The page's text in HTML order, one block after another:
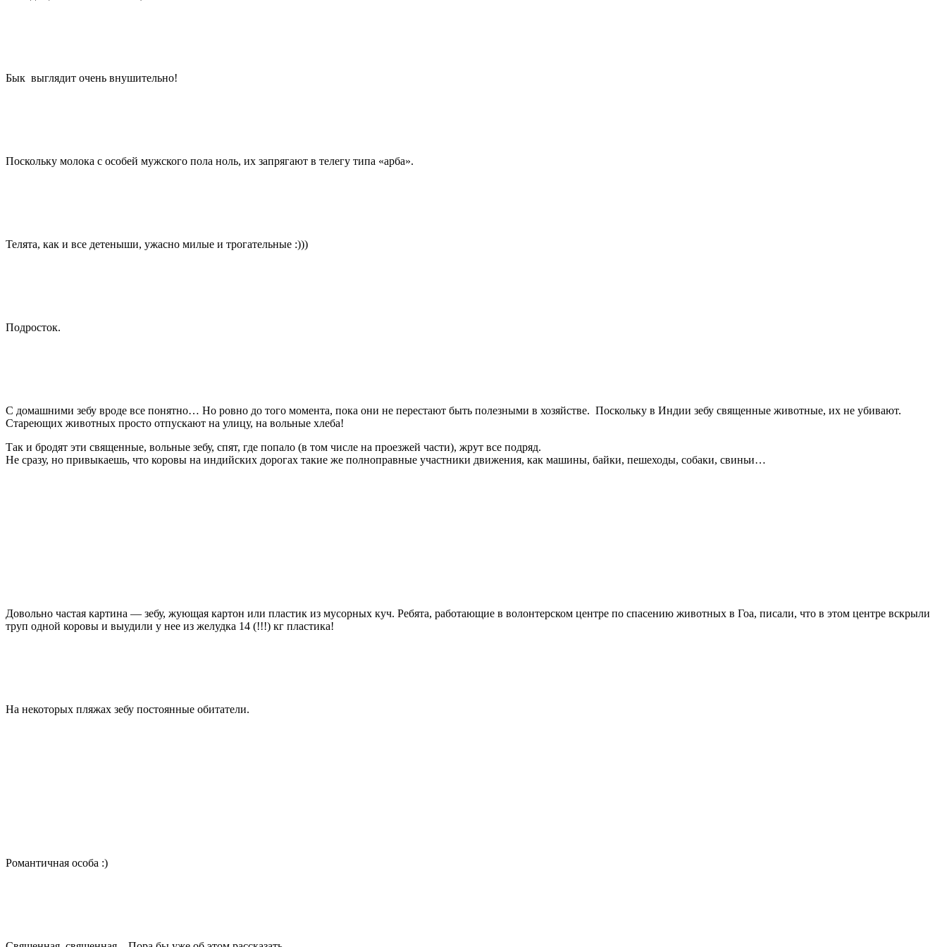
Бык выглядит очень внушительно!
Поскольку молока с особей мужского пола ноль, их запрягают в телегу типа «арба».
Телята, как и все детеныши, ужасно милые и трогательные :)))
Подросток.
С домашними зебу вроде все понятно… Но ровно до того момента, пока они не перестают быть полезными в хозяйстве. Поскольку в Индии зебу священные животные, их не убивают.
Стареющих животных просто отпускают на улицу, на вольные хлеба!
Так и бродят эти священные, вольные зебу, спят, где попало (в том числе на проезжей части), жрут все подряд.
Не сразу, но привыкаешь, что коровы на индийских дорогах такие же полноправные участники движения, как машины, байки, пешеходы, собаки, свиньи…
Довольно частая картина — зебу, жующая картон или пластик из мусорных куч. Ребята, работающие в волонтерском центре по спасению животных в Гоа, писали, что в этом центре вскрыли
труп одной коровы и выудили у нее из желудка 14 (!!!) кг пластика!
На некоторых пляжах зебу постоянные обитатели.
Романтичная особа :)